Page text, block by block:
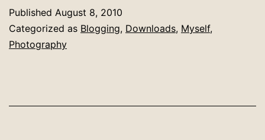
Published August 8, 2010
Categorized as Blogging, Downloads, Myself,
Photography